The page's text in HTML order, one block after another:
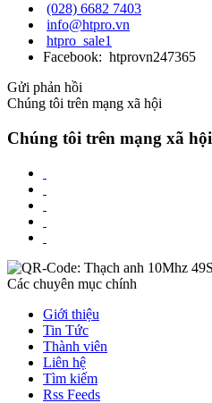
(028) 6682 7403
info@htpro.vn
htpro_sale1
Facebook: htprovn247365
Gửi phản hồi
Chúng tôi trên mạng xã hội
Chúng tôi trên mạng xã hội
Các chuyên mục chính
Giới thiệu
Tin Tức
Thành viên
Liên hệ
Tìm kiếm
Rss Feeds